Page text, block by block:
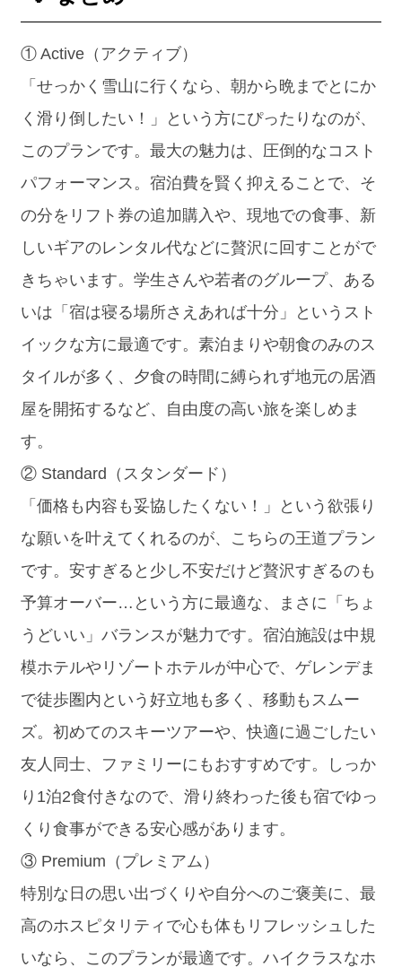
① Active（アクティブ）
「せっかく雪山に行くなら、朝から晩までとにか
く滑り倒したい！」という方にぴったりなのが、
このプランです。最大の魅力は、圧倒的なコスト
パフォーマンス。宿泊費を賢く抑えることで、そ
の分をリフト券の追加購入や、現地での食事、新
しいギアのレンタル代などに贅沢に回すことがで
きちゃいます。学生さんや若者のグループ、ある
いは「宿は寝る場所さえあれば十分」というスト
イックな方に最適です。素泊まりや朝食のみのス
タイルが多く、夕食の時間に縛られず地元の居酒
屋を開拓するなど、自由度の高い旅を楽しめま
す。
② Standard（スタンダード）
「価格も内容も妥協したくない！」という欲張り
な願いを叶えてくれるのが、こちらの王道プラン
です。安すぎると少し不安だけど贅沢すぎるのも
予算オーバー…という方に最適な、まさに「ちょ
うどいい」バランスが魅力です。宿泊施設は中規
模ホテルやリゾートホテルが中心で、ゲレンデま
で徒歩圏内という好立地も多く、移動もスムー
ズ。初めてのスキーツアーや、快適に過ごしたい
友人同士、ファミリーにもおすすめです。しっか
り1泊2食付きなので、滑り終わった後も宿でゆっ
くり食事ができる安心感があります。
③ Premium（プレミアム）
特別な日の思い出づくりや自分へのご褒美に、最
高のホスピタリティで心も体もリフレッシュした
いなら、このプランが最適です。ハイクラスなホ